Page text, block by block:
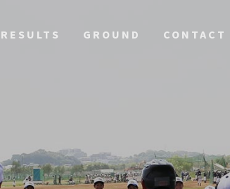
RESULTS GROUND CONTACT